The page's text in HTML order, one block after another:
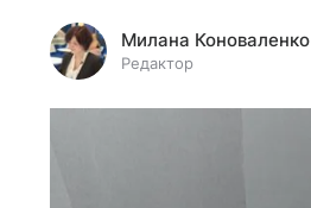
Милана Коноваленко
Редактор